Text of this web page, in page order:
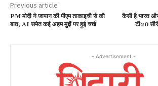
Previous article
PM मोदी ने जापान की पीएम ताकाइची से की
बात, AI समेत कई अहम मुद्दों पर हुई चर्चा
कैसी है भारत
टी20
- Advertisement -